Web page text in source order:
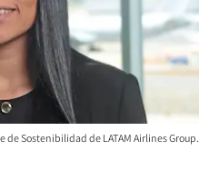
de Sostenibilidad de LATAM Airlines Group.